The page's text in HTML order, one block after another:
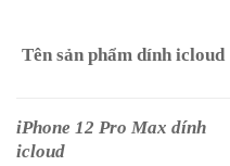
Tên sản phẩm dính icloud
iPhone 12 Pro Max dính
icloud